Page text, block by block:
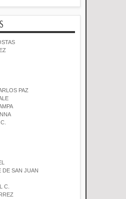
PAZ
DE SAN JUAN
C.